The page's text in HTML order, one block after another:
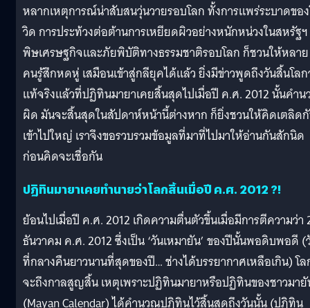
หลากเหตุการณ์น่าสับสนวุ่นวายรอบโลก ทั้งการแพร่ระบาดขอ
วิด การประท้วงต่อต้านการเหยียดผิวอย่างหนักหน่วงในสหรัฐฯ
พิษเศรษฐกิจและภัยพิบัติทางธรรมชาติรอบโลก ก็ชวนให้หลาย
คนรู้สึกหดหู่ เสมือนเข้าสู่กลียุคได้แล้ว ยิ่งมีข่าวพูดถึงวันสิ้นโลก
แท้จริงแล้วที่ปฏิทินมายาเคยสิ้นสุดไปเมื่อปี ค.ศ. 2012 นั้นคำ
ผิด มันจะสิ้นสุดในสัปดาห์หน้านี้ต่างหาก ก็ยิ่งชวนให้คิดเตลิด
เข้าไปใหญ่ เราจึงขอรวบรวมข้อมูลที่มาที่ไปมาให้อ่านกันสักนิด
ก่อนคิดจะเชื่อกัน
ปฏิทินมายาเคยทำนายว่าโลกสิ้นเมื่อปี ค.ศ. 2012 ?!
ย้อนไปเมื่อปี ค.ศ. 2012 เกิดความตื่นตัวขึ้นเมื่อมีการตีความว่า
ธันวาคม ค.ศ. 2012 ซึ่งเป็น ‘วันเหมายัน’ ของปีนั้นพอดิบพอดี (
ที่กลางคืนยาวนานที่สุดของปี… ช่างได้บรรยากาศเหลือเกิน) โ
จะถึงกาลสูญสิ้น เหตุเพราะปฏิทินมายาหรือปฏิทินของชาวมา
(Mayan Calendar) ได้คำนวณปฏิทินไว้สิ้นสุดถึงวันนั้น (ปฏิทิน